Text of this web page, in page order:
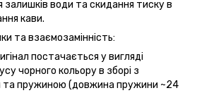
залишків води та скидання тиску в
кави.
та взаємозамінність:
постачається у вигляді
чорного кольору в зборі з
та пружиною (довжина пружини ~24